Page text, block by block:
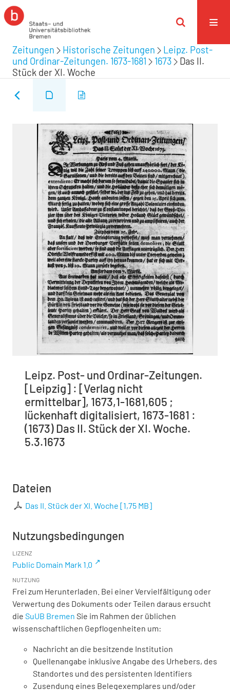
Zeitungen Historische Zeitungen
Leipz. Post-
und Ordinar-Zeitungen. 1673-1681
1673
Das II.
Stück der XI. Woche
Leipz. Post- und Ordinar-Zeitungen.
[Leipzig] : [Verlag nicht
ermittelbar], 1673,1-1681,605 ;
lückenhaft digitalisiert, 1673-1681 :
(1673) Das II. Stück der XI. Woche.
5.3.1673
Dateien
Das II. Stück der XI. Woche [1,75 MB]
Nutzungsbedingungen
LIZENZ
Public Domain Mark 1.0
NUTZUNG
Frei zum Herunterladen. Bei einer Vervielfältigung oder
Verwertung des Dokuments oder Teilen daraus ersucht
die SuUB Bremen Sie im Rahmen der üblichen
wissenschaftlichen Gepflogenheiten um:
Nachricht an die besitzende Institution
Quellenangabe inklusive Angabe des Urhebers, des
Standortes und des persistenten Identifiers
Zusendung eines Belegexemplares und/oder